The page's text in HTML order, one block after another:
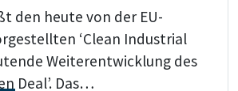
den heute von der EU-
‘Clean Industrial
Weiterentwicklung des
Deal’. Das…